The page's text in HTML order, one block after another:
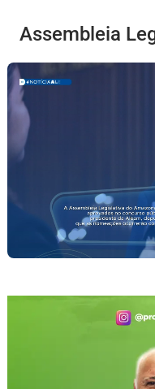
Assembleia